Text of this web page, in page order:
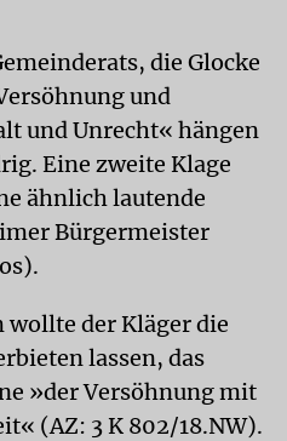
die Glocke
und
und Unrecht« hängen
Eine zweite Klage
ähnlich lautende
Bürgermeister
wollte der Kläger die
lassen, das
»der Versöhnung mit
(AZ: 3 K 802/18.NW).